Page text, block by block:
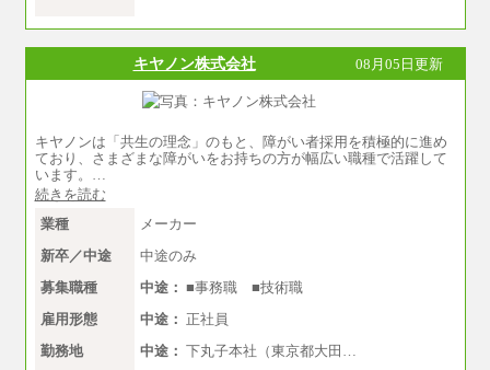
キヤノン株式会社 08月05日更新
キヤノンは「共生の理念」のもと、障がい者採用を積極的に進め
ており、さまざまな障がいをお持ちの方が幅広い職種で活躍して
います。…
続きを読む
業種
メーカー
新卒／中途
中途のみ
募集職種
中途： ■事務職 ■技術職
雇用形態
中途： 正社員
勤務地
中途： 下丸子本社（東京都大田…